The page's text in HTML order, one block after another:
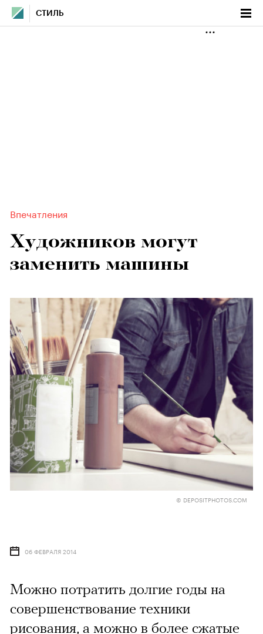
СТИЛЬ
Впечатления
Художников могут
заменить машины
© DEPOSITPHOTOS.COM
06 ФЕВРАЛЯ 2014
Можно потратить долгие годы на
совершенствование техники
рисования, а можно в более сжатые